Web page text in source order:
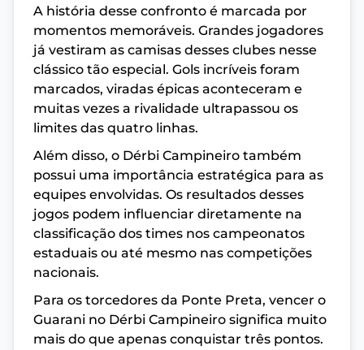
A história desse confronto é marcada por
momentos memoráveis. Grandes jogadores
já vestiram as camisas desses clubes nesse
clássico tão especial. Gols incríveis foram
marcados, viradas épicas aconteceram e
muitas vezes a rivalidade ultrapassou os
limites das quatro linhas.
Além disso, o Dérbi Campineiro também
possui uma importância estratégica para as
equipes envolvidas. Os resultados desses
jogos podem influenciar diretamente na
classificação dos times nos campeonatos
estaduais ou até mesmo nas competições
nacionais.
Para os torcedores da Ponte Preta, vencer o
Guarani no Dérbi Campineiro significa muito
mais do que apenas conquistar três pontos.